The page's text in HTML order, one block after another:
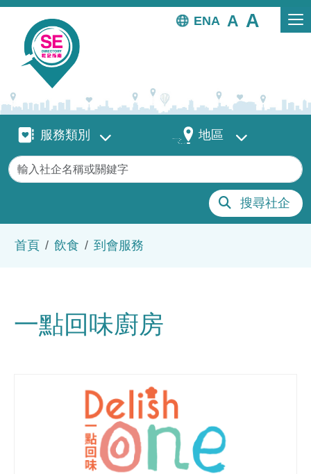
移至主內容
EN
服務類別服務類別 地區 地區
關鍵字
搜尋社企
首頁 飲食 到會服務
一點回味廚房